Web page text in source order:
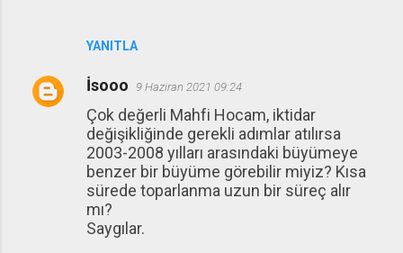
YANITLA
İsooo 9 Haziran 2021 09:24
Çok değerli Mahfi Hocam, iktidar
değişikliğinde gerekli adımlar atılırsa
2003-2008 yılları arasındaki büyümeye
benzer bir büyüme görebilir miyiz? Kısa
sürede toparlanma uzun bir süreç alır
mı?
Saygılar.